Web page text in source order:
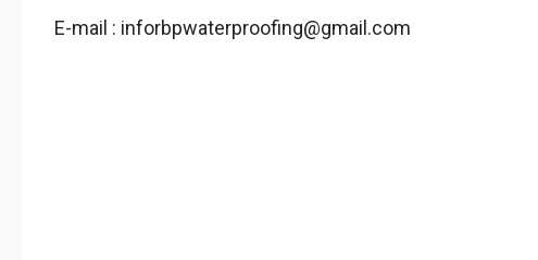
E-mail : inforbpwaterproofing@gmail.com